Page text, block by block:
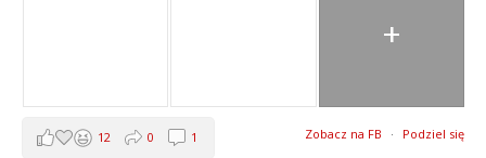
+
Zobacz na FB · Podziel się
12 0 1